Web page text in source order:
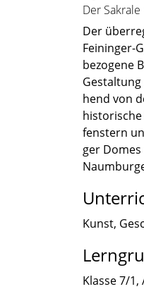
Der
Der
Feininger-
be­zo­gene
hend von
fens­tern
ger
Kunst,
Klasse 7/1,